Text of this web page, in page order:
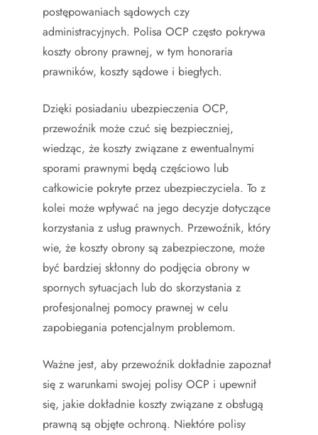
postępowaniach sądowych czy
administracyjnych. Polisa OCP często pokrywa
koszty obrony prawnej, w tym honoraria
prawników, koszty sądowe i biegłych.
Dzięki posiadaniu ubezpieczenia OCP,
przewoźnik może czuć się bezpieczniej,
wiedząc, że koszty związane z ewentualnymi
sporami prawnymi będą częściowo lub
całkowicie pokryte przez ubezpieczyciela. To z
kolei może wpływać na jego decyzje dotyczące
korzystania z usług prawnych. Przewoźnik, który
wie, że koszty obrony są zabezpieczone, może
być bardziej skłonny do podjęcia obrony w
spornych sytuacjach lub do skorzystania z
profesjonalnej pomocy prawnej w celu
zapobiegania potencjalnym problemom.
Ważne jest, aby przewoźnik dokładnie zapoznał
się z warunkami swojej polisy OCP i upewnił
się, jakie dokładnie koszty związane z obsługą
prawną są objęte ochroną. Niektóre polisy